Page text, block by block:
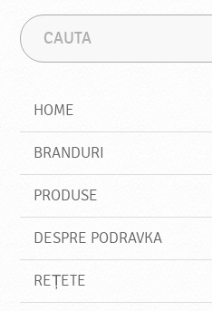
C
a
a
HOME
BRANDURI
PRODUSE
DESPRE PODRAVKA
REȚETE